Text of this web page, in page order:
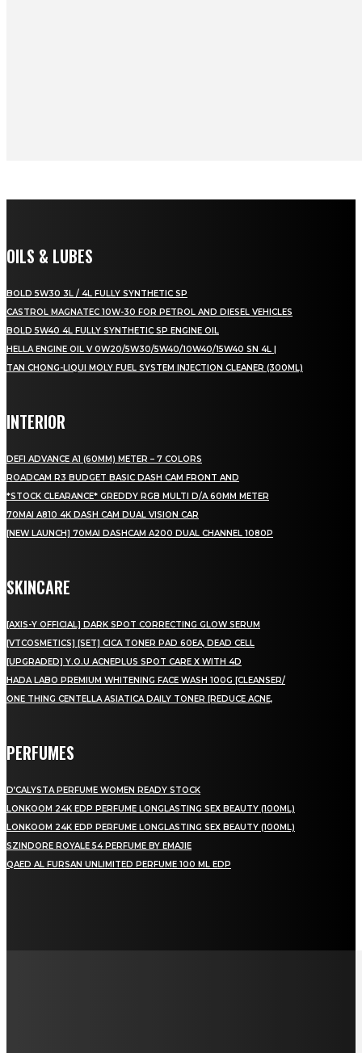
OILS & LUBES
BOLD 5W30 3L / 4L FULLY SYNTHETIC SP
CASTROL MAGNATEC 10W-30 FOR PETROL AND DIESEL VEHICLES
BOLD 5W40 4L FULLY SYNTHETIC SP ENGINE OIL
HELLA ENGINE OIL V 0W20/5W30/5W40/10W40/15W40 SN 4L |
TAN CHONG-LIQUI MOLY FUEL SYSTEM INJECTION CLEANER (300ML)
INTERIOR
DEFI ADVANCE A1 (60MM) METER – 7 COLORS
ROADCAM R3 BUDGET BASIC DASH CAM FRONT AND
*STOCK CLEARANCE* GREDDY RGB MULTI D/A 60MM METER
70MAI A810 4K DASH CAM DUAL VISION CAR
[NEW LAUNCH] 70MAI DASHCAM A200 DUAL CHANNEL 1080P
SKINCARE
[AXIS-Y OFFICIAL] DARK SPOT CORRECTING GLOW SERUM
[VTCOSMETICS] [SET] CICA TONER PAD 60EA, DEAD CELL
[UPGRADED] Y.O.U ACNEPLUS SPOT CARE X WITH 4D
HADA LABO PREMIUM WHITENING FACE WASH 100G [CLEANSER/
ONE THING CENTELLA ASIATICA DAILY TONER [REDUCE ACNE,
PERFUMES
D’CALYSTA PERFUME WOMEN READY STOCK
LONKOOM 24K EDP PERFUME LONGLASTING SEX BEAUTY (100ML)
LONKOOM 24K EDP PERFUME LONGLASTING SEX BEAUTY (100ML)
SZINDORE ROYALE 54 PERFUME BY EMAJIE
QAED AL FURSAN UNLIMITED PERFUME 100 ML EDP